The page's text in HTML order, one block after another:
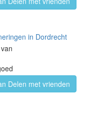
in Dordrecht
Delen met vrienden